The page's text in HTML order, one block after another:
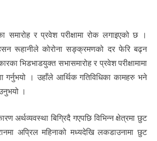
समारोह र प्रवेश परीक्षामा रोक लगाइएको छ ।
हसन रूहानीले कोरोना सङ्क्रमणको दर फेरि बढ्न
भिडभाडयुक्त सभासमारोह र प्रवेश परीक्षामामा
गर्नुभयो । उहाँले आर्थिक गतिविधिका कामहरु भने
।
अर्थव्यवस्था बिग्रिदै गएपछि विभिन्न क्षेत्रमा छुट
अप्रिल महिनाको मध्यदेखि लकडाउनामा छुट